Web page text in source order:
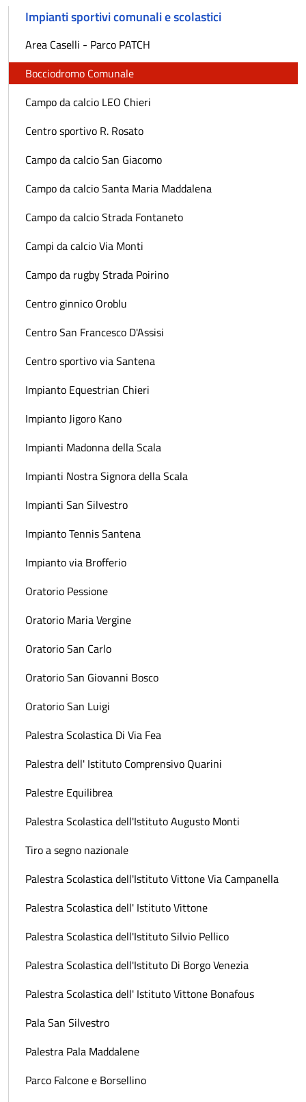
Impianti sportivi comunali e scolastici
Area Caselli - Parco PATCH
Bocciodromo Comunale
Campo da calcio LEO Chieri
Centro sportivo R. Rosato
Campo da calcio San Giacomo
Campo da calcio Santa Maria Maddalena
Campo da calcio Strada Fontaneto
Campi da calcio Via Monti
Campo da rugby Strada Poirino
Centro ginnico Oroblu
Centro San Francesco D'Assisi
Centro sportivo via Santena
Impianto Equestrian Chieri
Impianto Jigoro Kano
Impianti Madonna della Scala
Impianti Nostra Signora della Scala
Impianti San Silvestro
Impianto Tennis Santena
Impianto via Brofferio
Oratorio Pessione
Oratorio Maria Vergine
Oratorio San Carlo
Oratorio San Giovanni Bosco
Oratorio San Luigi
Palestra Scolastica Di Via Fea
Palestra dell' Istituto Comprensivo Quarini
Palestre Equilibrea
Palestra Scolastica dell'Istituto Augusto Monti
Tiro a segno nazionale
Palestra Scolastica dell'Istituto Vittone Via Campanella
Palestra Scolastica dell' Istituto Vittone
Palestra Scolastica dell'Istituto Silvio Pellico
Palestra Scolastica dell'Istituto Di Borgo Venezia
Palestra Scolastica dell' Istituto Vittone Bonafous
Pala San Silvestro
Palestra Pala Maddalene
Parco Falcone e Borsellino